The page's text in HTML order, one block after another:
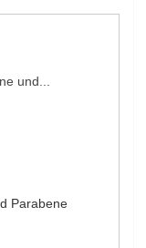
Parabene